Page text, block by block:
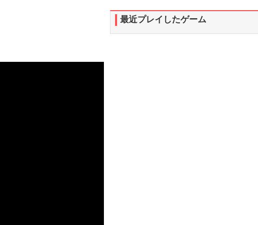
最近プレイしたゲーム